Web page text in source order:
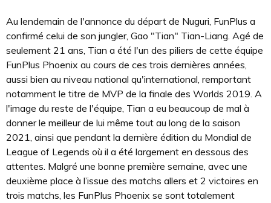
Au lendemain de l'annonce du départ de Nuguri, FunPlus a
confirmé celui de son jungler, Gao "Tian" Tian-Liang. Agé de
seulement 21 ans, Tian a été l'un des piliers de cette équipe
FunPlus Phoenix au cours de ces trois dernières années,
aussi bien au niveau national qu'international, remportant
notamment le titre de MVP de la finale des Worlds 2019. A
l'image du reste de l'équipe, Tian a eu beaucoup de mal à
donner le meilleur de lui même tout au long de la saison
2021, ainsi que pendant la dernière édition du Mondial de
League of Legends où il a été largement en dessous des
attentes. Malgré une bonne première semaine, avec une
deuxième place à l’issue des matchs allers et 2 victoires en
trois matchs, les FunPlus Phoenix se sont totalement